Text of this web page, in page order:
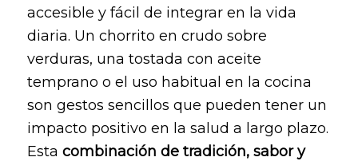
accesible y fácil de integrar en la vida
diaria. Un chorrito en crudo sobre
verduras, una tostada con aceite
temprano o el uso habitual en la cocina
son gestos sencillos que pueden tener un
impacto positivo en la salud a largo plazo.
Esta combinación de tradición, sabor y